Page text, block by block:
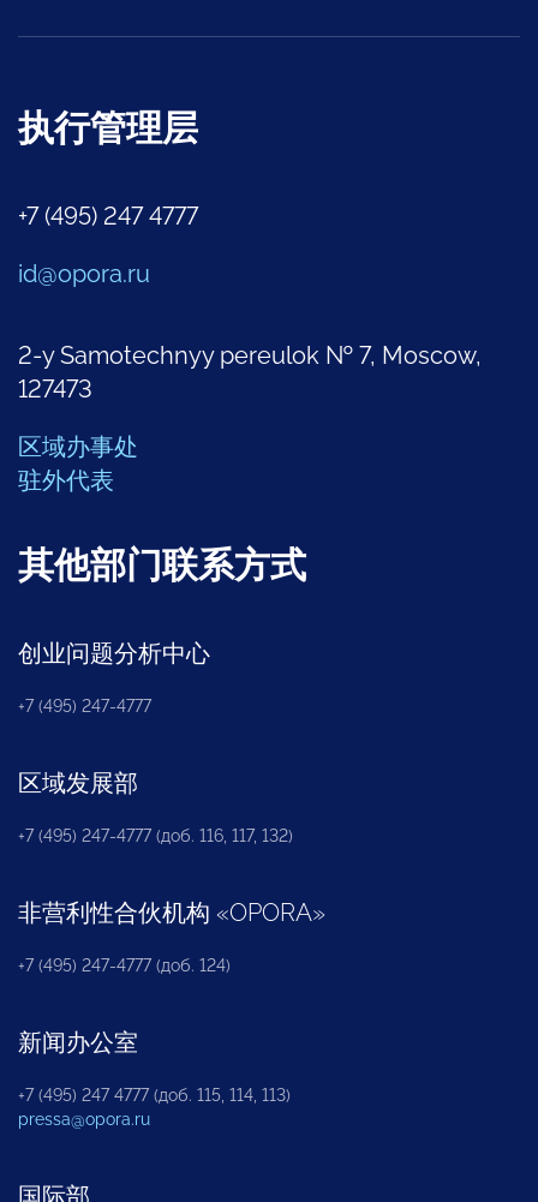
执行管理层
+7 (495) 247 4777
id@opora.ru
2-y Samotechnyy pereulok № 7, Moscow,
127473
区域办事处
驻外代表
其他部门联系方式
创业问题分析中心
+7 (495) 247-4777
区域发展部
+7 (495) 247-4777 (доб. 116, 117, 132)
非营利性合伙机构 «OPORA»
+7 (495) 247-4777 (доб. 124)
新闻办公室
+7 (495) 247 4777 (доб. 115, 114, 113)
pressa@opora.ru